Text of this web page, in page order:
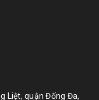
Liệt, quận Đống Đa,